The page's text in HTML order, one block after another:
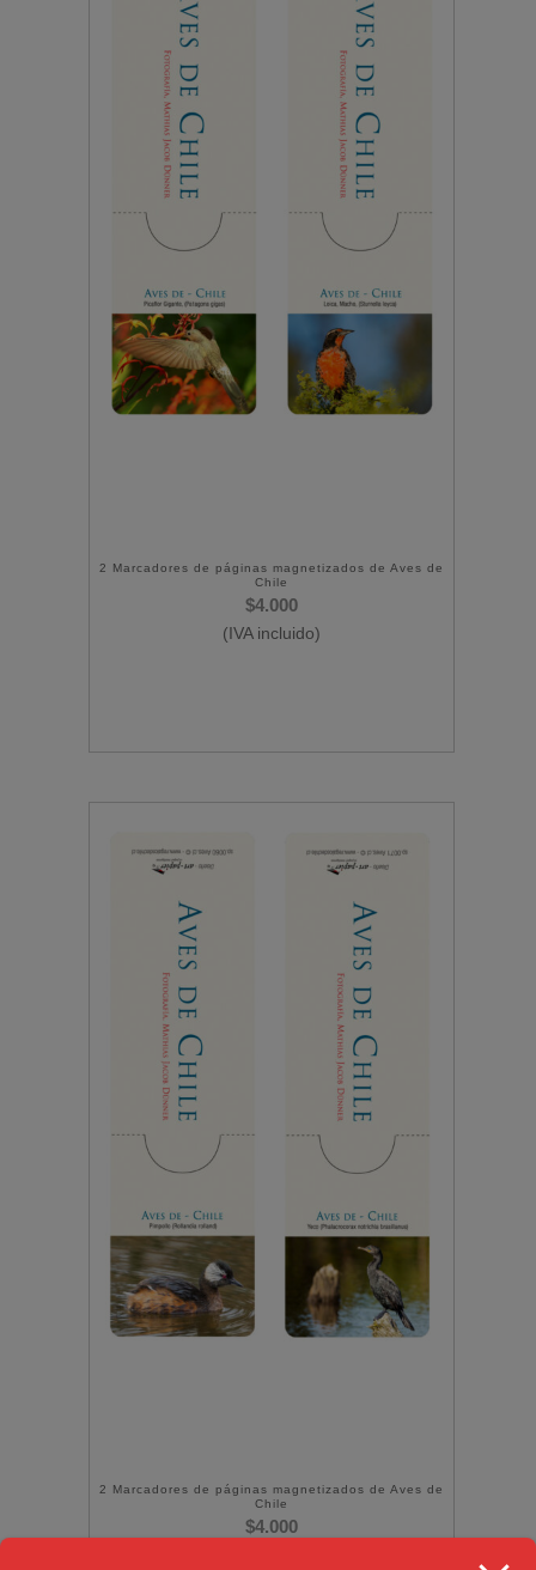
2 Marcadores de páginas magnetizados de Aves de
Chile
$4.000
(IVA incluido)
2 Marcadores de páginas magnetizados de Aves de
Chile
$4.000